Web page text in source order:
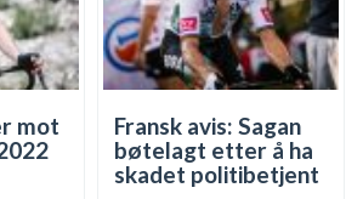
mot
Fransk avis: Sagan
bøtelagt etter å ha
skadet politibetjent